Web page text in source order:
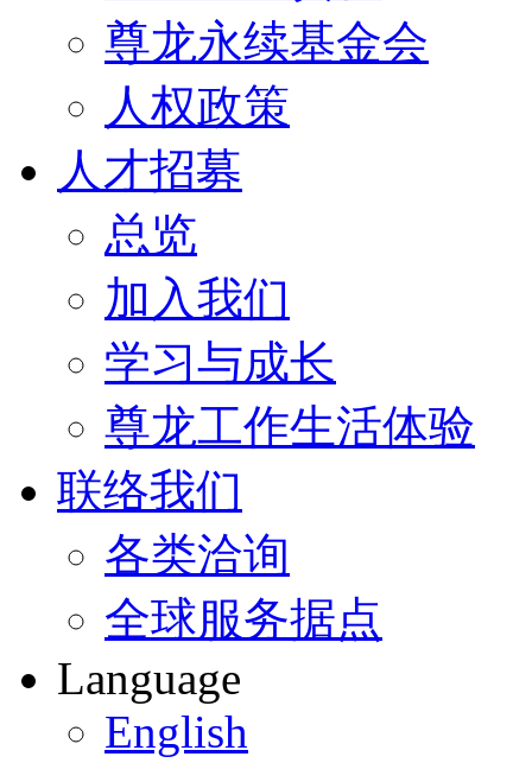
尊龙永续基金会
人权政策
人才招募
总览
加入我们
学习与成长
尊龙工作生活体验
联络我们
各类洽询
全球服务据点
Language
English